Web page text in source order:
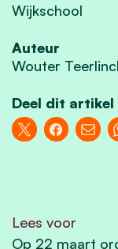
Wijkschool
Auteur
Wouter
Deel dit artikel
Lees voor
Op 22 maart